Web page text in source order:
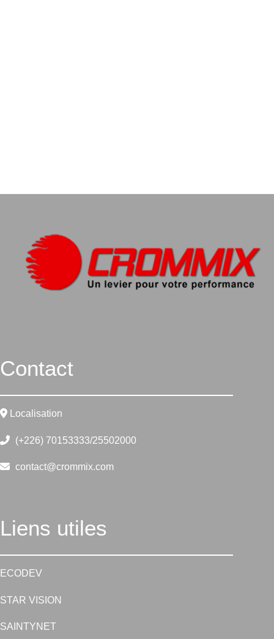
Contact
Localisation
(+226) 70153333/25502000
contact@crommix.com
Liens utiles
ECODEV
STAR VISION
SAINTYNET